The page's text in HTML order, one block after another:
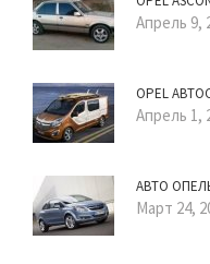
Апрель 9,
OPEL
Апрель 1,
АВТО
Март 24,